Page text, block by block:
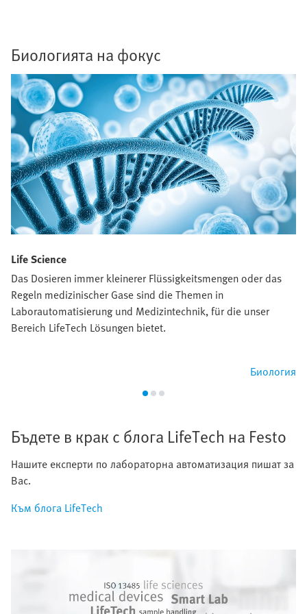
Биологията на фокус
Life Science
Das Dosieren immer kleinerer Flüssigkeitsmengen oder das
Regeln medizinischer Gase sind die Themen in
Laborautomatisierung und Medizintechnik, für die unser
Bereich LifeTech Lösungen bietet.
Биология
Бъдете в крак с блога LifeTech на Festo
Нашите експерти по лабораторна автоматизация пишат за
Вас.
Към блога LifeTech